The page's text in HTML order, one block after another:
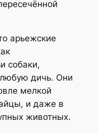
арьежские
собаки,
любую дичь. Они
мелкой
и даже в
животных.